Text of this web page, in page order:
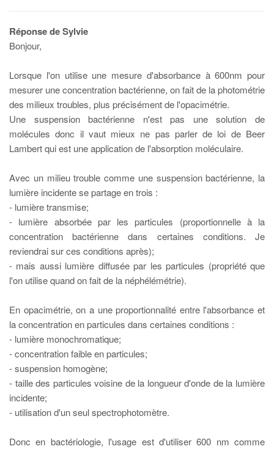
Réponse de Sylvie
Bonjour,
Lorsque l'on utilise une mesure d'absorbance à 600nm pour
mesurer une concentration bactérienne, on fait de la photométrie
des milieux troubles, plus précisément de l'opacimétrie.
Une suspension bactérienne n'est pas une solution de
molécules donc il vaut mieux ne pas parler de loi de Beer
Lambert qui est une application de l'absorption moléculaire.
Avec un milieu trouble comme une suspension bactérienne, la
lumière incidente se partage en trois :
- lumière transmise;
- lumière absorbée par les particules (proportionnelle à la
concentration bactérienne dans certaines conditions. Je
reviendrai sur ces conditions après);
- mais aussi lumière diffusée par les particules (propriété que
l'on utilise quand on fait de la néphélémétrie).
En opacimétrie, on a une proportionnalité entre l'absorbance et
la concentration en particules dans certaines conditions :
- lumière monochromatique;
- concentration faible en particules;
- suspension homogène;
- taille des particules voisine de la longueur d'onde de la lumière
incidente;
- utilisation d'un seul spectrophotomètre.
Donc en bactériologie, l'usage est d'utiliser 600 nm comme